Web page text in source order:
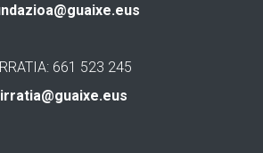
661 523 245
irratia@guaixe.eus